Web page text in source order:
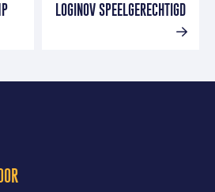
LOGINOV SPEELGERECHTIGD